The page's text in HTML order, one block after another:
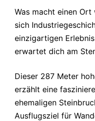
Was macht einen Ort
sich
einzigartigen
erwartet dich am
Dieser 287 Meter
erzählt eine
ehemaligen
Ausflugsziel für